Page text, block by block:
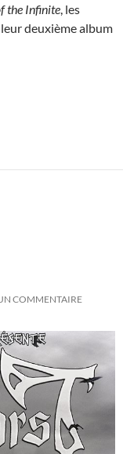
the Infinite , les
deuxième album
sort
COMMENTAIRE